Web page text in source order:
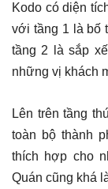
Kodo có diện
với tầng 1 là bố
tầng 2 là sắp
những vị khách
Lên trên tầng
toàn bộ thành
thích hợp cho
Quán cũng khá